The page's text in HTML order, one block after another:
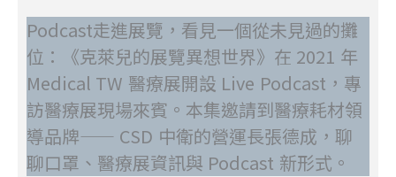
Podcast走進展覽，看見一個從未見過的攤
位：《克萊兒的展覽異想世界》在 2021 年
Medical TW 醫療展開設 Live Podcast，專
訪醫療展現場來賓。本集邀請到醫療耗材領
導品牌—— CSD 中衛的營運長張德成，聊
聊口罩、醫療展資訊與 Podcast 新形式。